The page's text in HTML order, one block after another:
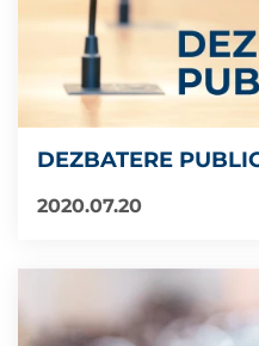
DEZBATERE
2020.07.20